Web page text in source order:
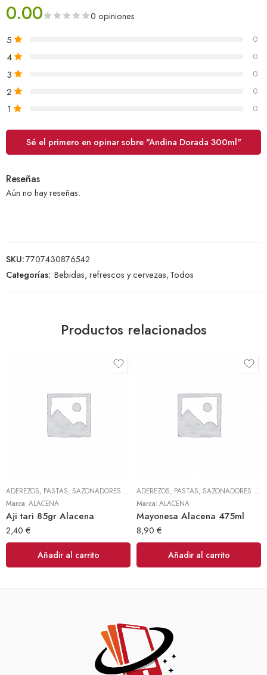
0.00 0 opiniones
5 0
4 0
3 0
2 0
1 0
Sé el primero en opinar sobre "Andina Dorada 300ml"
Reseñas
Aún no hay reseñas.
SKU:7707430876542
Categorías: Bebidas, refrescos y cervezas,Todos
Productos relacionados
ADEREZOS, PASTAS, SAZONADORES Y CONDIMENTOS ,TODOS
Marca: ALACENA
Aji tari 85gr Alacena
2,40 €
Añadir al carrito
ADEREZOS, PASTAS, SAZONADORES Y CONDIMENTOS
Marca: ALACENA
Mayonesa Alacena 475ml
8,90 €
Añadir al carrito